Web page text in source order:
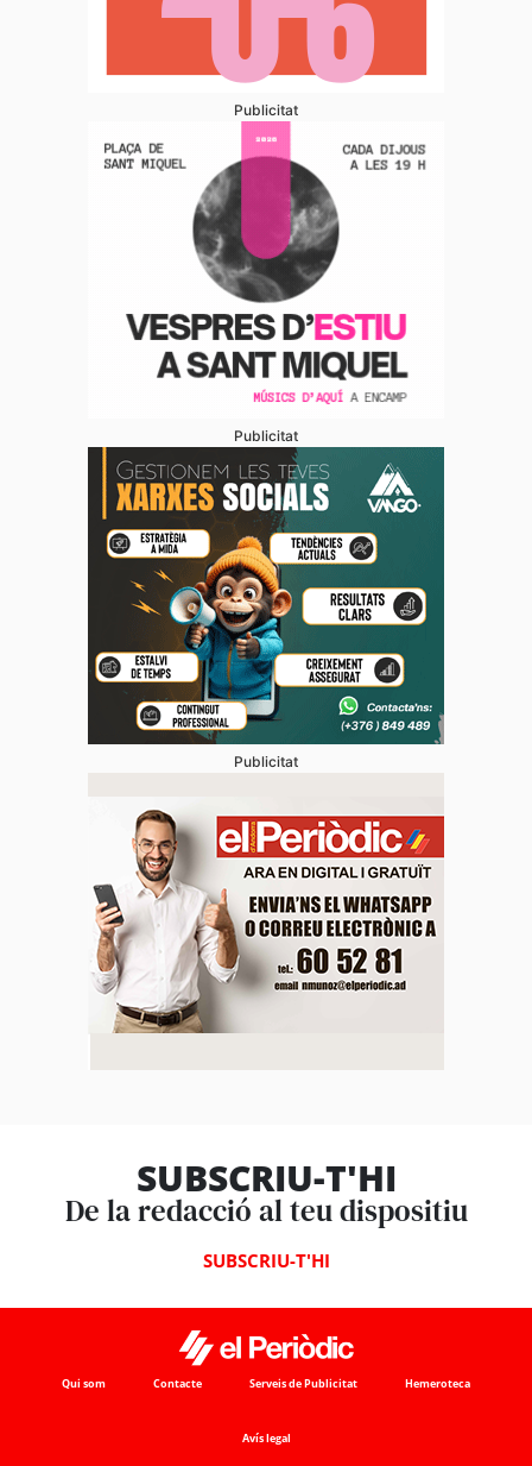
Publicitat
Publicitat
Publicitat
SUBSCRIU-T'HI
De la redacció al teu dispositiu
SUBSCRIU-T'HI
Qui som Contacte Serveis de Publicitat Hemeroteca
Avís legal